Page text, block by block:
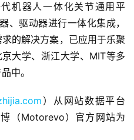
机器人一体化关节通用平
、驱动器进行一体化集成，
的解决方案，已应用于乐聚
大学、浙江大学、MIT等多
中。
）从网站数据平台
（Motorevo）官方网站为